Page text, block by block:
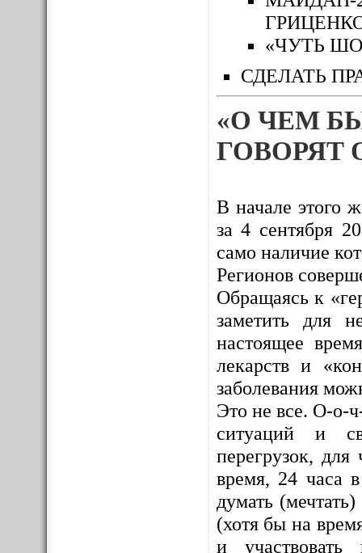
«ЧУТЬ
СДЕЛАТЬ
«О ЧЕМ
ГОВОРЯТ
В начале этого
за 4 сентября
само наличие
Регионов
Обращаясь к
заметить для
настоящее
лекарств и
заболевания
Это не все. О-о-
ситуаций и
перегрузок, для
время, 24 часа
думать
(хотя бы на
и участвовать